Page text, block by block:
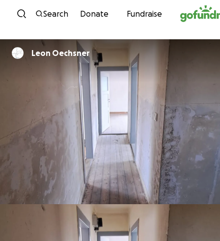
Skip to content
Search Donate Fundraise
Leon Oechsner